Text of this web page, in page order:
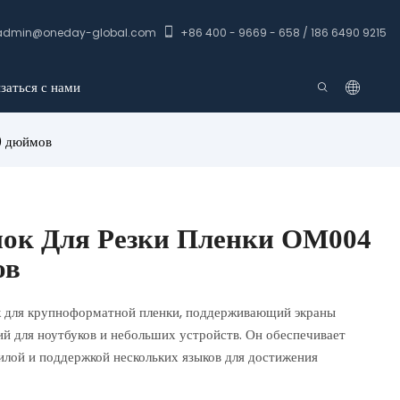
global.com +86 400 - 9669 - 658 / 186 6490 9215
с нами
дюймов
Для Резки Пленки OM004
крупноформатной пленки, поддерживающий экраны
ноутбуков и небольших устройств. Он обеспечивает
и поддержкой нескольких языков для достижения